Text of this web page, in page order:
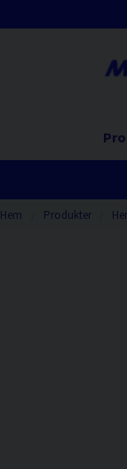
Hem Produkter